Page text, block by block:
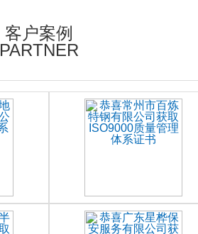
客户案例
PARTNER